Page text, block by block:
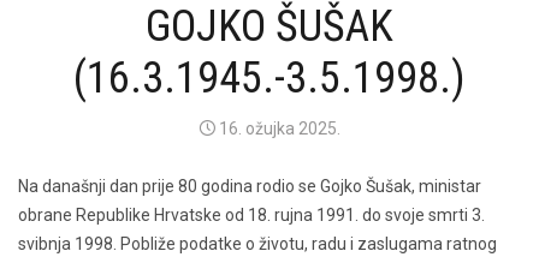
GOJKO ŠUŠAK
(16.3.1945.-3.5.1998.)
16. ožujka 2025.
Na današnji dan prije 80 godina rodio se Gojko Šušak, ministar
obrane Republike Hrvatske od 18. rujna 1991. do svoje smrti 3.
svibnja 1998. Pobliže podatke o životu, radu i zaslugama ratnog